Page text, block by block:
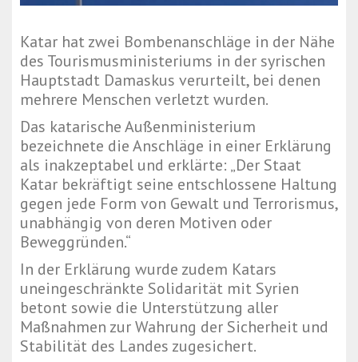
Katar hat zwei Bombenanschläge in der Nähe
des Tourismusministeriums in der syrischen
Hauptstadt Damaskus verurteilt, bei denen
mehrere Menschen verletzt wurden.
Das katarische Außenministerium
bezeichnete die Anschläge in einer Erklärung
als inakzeptabel und erklärte: „Der Staat
Katar bekräftigt seine entschlossene Haltung
gegen jede Form von Gewalt und Terrorismus,
unabhängig von deren Motiven oder
Beweggründen.“
In der Erklärung wurde zudem Katars
uneingeschränkte Solidarität mit Syrien
betont sowie die Unterstützung aller
Maßnahmen zur Wahrung der Sicherheit und
Stabilität des Landes zugesichert.